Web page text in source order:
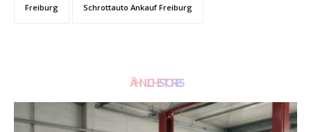
Freiburg Schrottauto Ankauf Freiburg
ÄHNLICHE STORIES